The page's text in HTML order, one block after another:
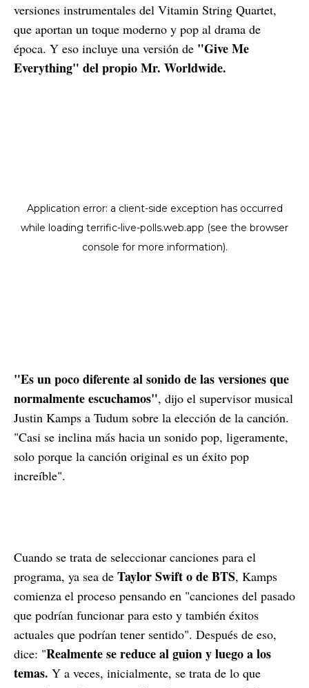
versiones instrumentales del Vitamin String Quartet,
que aportan un toque moderno y pop al drama de
época. Y eso incluye una versión de "Give Me
Everything" del propio Mr. Worldwide.
"Es un poco diferente al sonido de las versiones que
normalmente escuchamos", dijo el supervisor musical
Justin Kamps a Tudum sobre la elección de la canción.
"Casi se inclina más hacia un sonido pop, ligeramente,
solo porque la canción original es un éxito pop
increíble".
Cuando se trata de seleccionar canciones para el
programa, ya sea de Taylor Swift o de BTS, Kamps
comienza el proceso pensando en "canciones del pasado
que podrían funcionar para esto y también éxitos
actuales que podrían tener sentido". Después de eso,
dice: "Realmente se reduce al guion y luego a los
temas. Y a veces, inicialmente, se trata de lo que